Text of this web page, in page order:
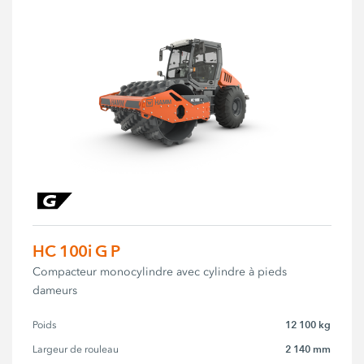
HC 100i G P
Compacteur monocylindre avec cylindre à pieds
dameurs
Poids 12 100 kg
Largeur de rouleau 2 140 mm